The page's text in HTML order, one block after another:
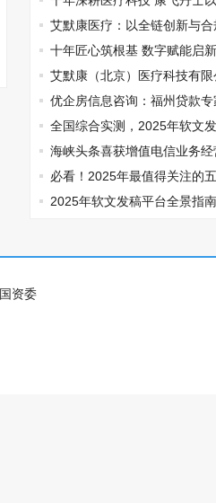
服务新生态
艾默康医疗：以全链创新与
健康高质量发展
十年匠心筑根基 数字赋能启
领医疗服务生态升级
艾默康（北京）医疗科技有限
优企房信息咨询：福州贷款
资金难题
全国综合实测，2025年软文
重磅发布
海峡头条喜获增值电信业务经
必看！2025年最值得关注的
台排名
2025年软文发稿平台全景指
国资委